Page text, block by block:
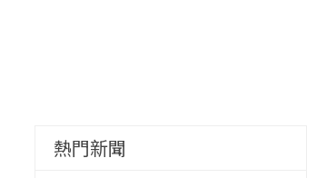
熱門新聞